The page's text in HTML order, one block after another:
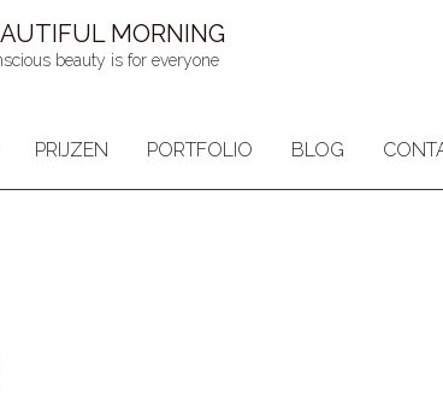
MORNING
beauty is for everyone
PRIJZEN PORTFOLIO BLOG